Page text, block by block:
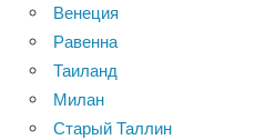
Венеция
Равенна
Таиланд
Милан
Старый Таллин